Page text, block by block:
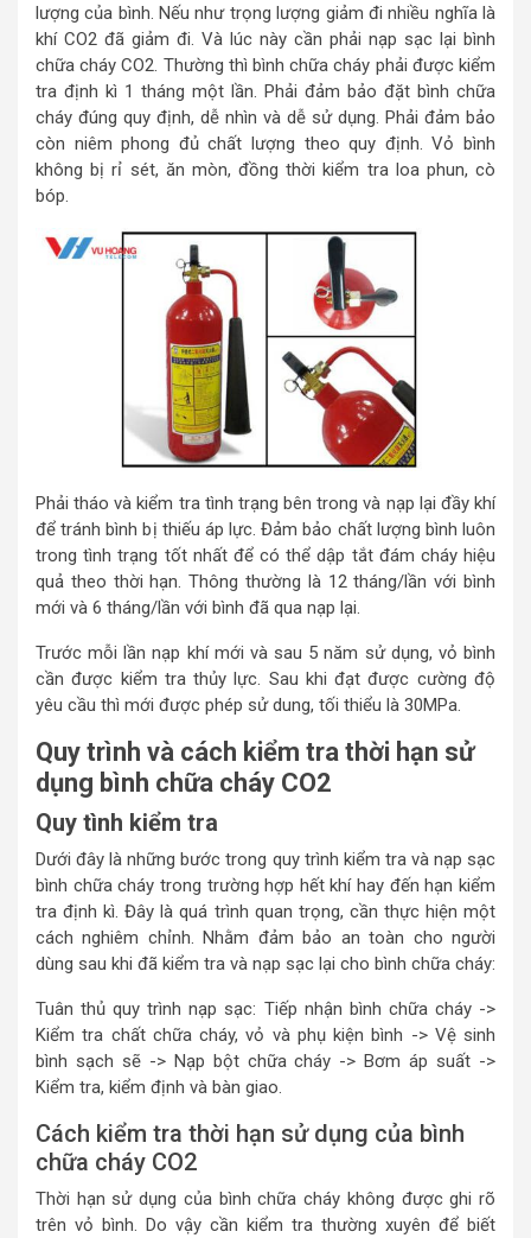
lượng của bình. Nếu như trọng lượng giảm đi nhiều nghĩa là
khí CO2 đã giảm đi. Và lúc này cần phải nạp sạc lại bình
chữa cháy CO2. Thường thì bình chữa cháy phải được kiểm
tra định kì 1 tháng một lần. Phải đảm bảo đặt bình chữa
cháy đúng quy định, dễ nhìn và dễ sử dụng. Phải đảm bảo
còn niêm phong đủ chất lượng theo quy định. Vỏ bình
không bị rỉ sét, ăn mòn, đồng thời kiểm tra loa phun, cò
bóp.
Phải tháo và kiểm tra tình trạng bên trong và nạp lại đầy khí
để tránh bình bị thiếu áp lực. Đảm bảo chất lượng bình luôn
trong tình trạng tốt nhất để có thể dập tắt đám cháy hiệu
quả theo thời hạn. Thông thường là 12 tháng/lần với bình
mới và 6 tháng/lần với bình đã qua nạp lại.
Trước mỗi lần nạp khí mới và sau 5 năm sử dụng, vỏ bình
cần được kiểm tra thủy lực. Sau khi đạt được cường độ
yêu cầu thì mới được phép sử dung, tối thiểu là 30MPa.
Quy trình và cách kiểm tra thời hạn sử
dụng bình chữa cháy CO2
Quy tình kiểm tra
Dưới đây là những bước trong quy trình kiểm tra và nạp sạc
bình chữa cháy trong trường hợp hết khí hay đến hạn kiểm
tra định kì. Đây là quá trình quan trọng, cần thực hiện một
cách nghiêm chỉnh. Nhằm đảm bảo an toàn cho người
dùng sau khi đã kiểm tra và nạp sạc lại cho bình chữa cháy:
Tuân thủ quy trình nạp sạc: Tiếp nhận bình chữa cháy ->
Kiểm tra chất chữa cháy, vỏ và phụ kiện bình -> Vệ sinh
bình sạch sẽ -> Nạp bột chữa cháy -> Bơm áp suất ->
Kiểm tra, kiểm định và bàn giao.
Cách kiểm tra thời hạn sử dụng của bình
chữa cháy CO2
Thời hạn sử dụng của bình chữa cháy không được ghi rõ
trên vỏ bình. Do vậy cần kiểm tra thường xuyên để biết